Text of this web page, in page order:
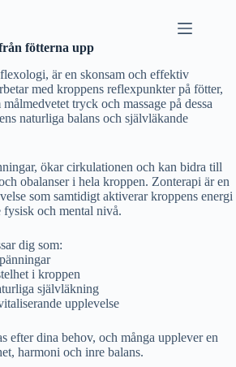
fötterna upp
är en skonsam och effektiv
med kroppens reflexpunkter på fötter,
tryck och massage på dessa
naturliga balans och självläkande
ökar cirkulationen och kan bidra till
obalanser i hela kroppen. Zonterapi är en
som samtidigt aktiverar kroppens energi
fysisk och mental nivå.
dig som:
i kroppen
självläkning
upplevelse
efter dina behov, och många upplever en
harmoni och inre balans.